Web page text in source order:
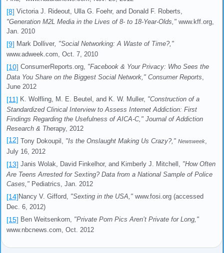
[8] Victoria J. Rideout, Ulla G. Foehr, and Donald F. Roberts,
"Generation M2L Media in the Lives of 8- to 18-Year-Olds," www.kff.org,
Jan. 2010
[9] Mark Dolliver , "Social Networking: A Waste of Time?,"
www.adweek.com, Oct. 7, 2010
[10] ConsumerReports.org, "Facebook & Your Privacy: Who Sees the
Data You Share on the Biggest Social Network," Consumer Reports
June 2012
[11] K. Wolfling, M. E. Beutel, and K. W. Muller, "Construction of a
Standardized Clinical Interview to Assess Internet Addiction: First
Findings Regarding the Usefulness of AICA-C," Journal of Addiction
Research & Therapy, 2012
[12] Tony Dokoupil, "Is the Onslaught Making Us Crazy?," Newsweek
July 16, 2012
[13] Janis Wolak, David Finkelhor, and Kimberly J. Mitchell, "How Often
Are Teens Arrested for Sexting? Data from a National Sample of Police
Cases," Pediatrics , Jan. 2012
[14]Nancy V. Gifford, "Sexting in the USA," www.fosi.org (accessed
Dec. 6, 2012)
[15] Ben Weitsenkorn, "Private Porn Pics Aren’t Private for Long,"
www.nbcnews.com, Oct. 2012